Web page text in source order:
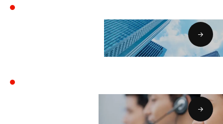
COMPANY
CONTACT